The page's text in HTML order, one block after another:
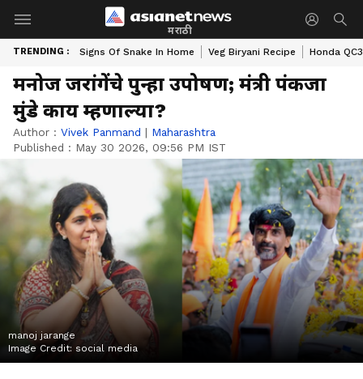
मराठी
TRENDING : Signs Of Snake In Home Veg Biryani Recipe Honda
मनोज जरांगेंचे पुन्हा उपोषण; मंत्री पंकजा
मुंडे काय म्हणाल्या?
Author : Vivek Panmand | Maharashtra
Published : May 30 2026, 09:56 PM IST
manoj jarange
Image Credit: social media